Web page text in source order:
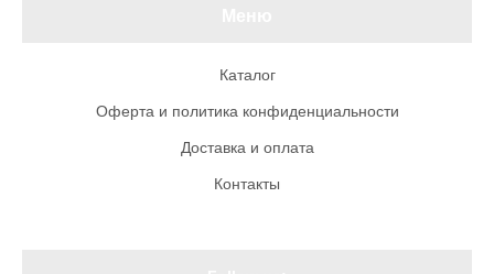
Каталог
Оферта и политика конфиденциальности
Доставка и оплата
Контакты